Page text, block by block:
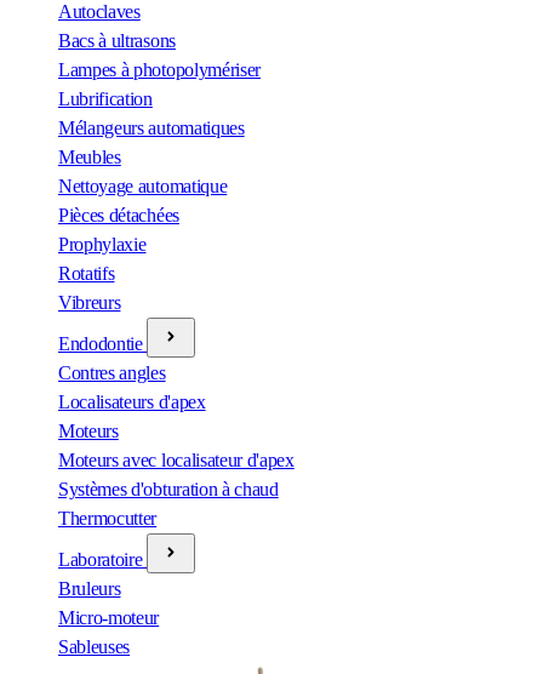
Autoclaves
Bacs à ultrasons
Lampes à photopolymériser
Lubrification
Mélangeurs automatiques
Meubles
Nettoyage automatique
Pièces détachées
Prophylaxie
Rotatifs
Vibreurs
Endodontie
Contres angles
Localisateurs d'apex
Moteurs
Moteurs avec localisateur d'apex
Systèmes d'obturation à chaud
Thermocutter
Laboratoire
Bruleurs
Micro-moteur
Sableuses